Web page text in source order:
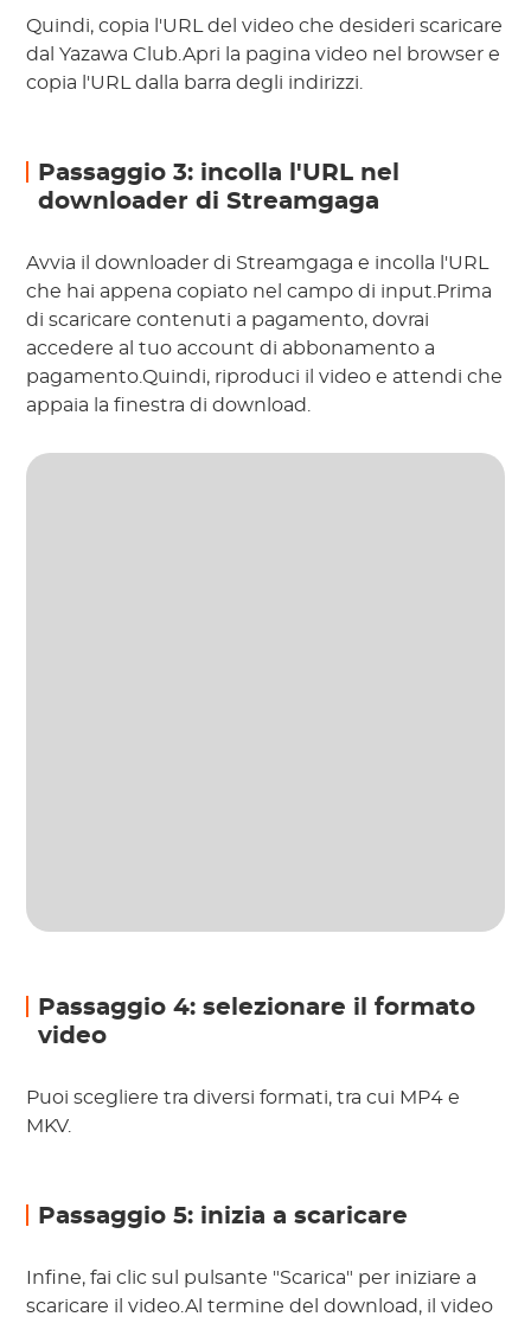
Quindi, copia l'URL del video che desideri scaricare
dal Yazawa Club.Apri la pagina video nel browser e
copia l'URL dalla barra degli indirizzi.
Passaggio 3: incolla l'URL nel
downloader di Streamgaga
Avvia il downloader di Streamgaga e incolla l'URL
che hai appena copiato nel campo di input.Prima
di scaricare contenuti a pagamento, dovrai
accedere al tuo account di abbonamento a
pagamento.Quindi, riproduci il video e attendi che
appaia la finestra di download.
Passaggio 4: selezionare il formato
video
Puoi scegliere tra diversi formati, tra cui MP4 e
MKV.
Passaggio 5: inizia a scaricare
Infine, fai clic sul pulsante "Scarica" per iniziare a
scaricare il video.Al termine del download, il video